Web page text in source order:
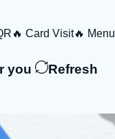
🔥 Card Visit🔥 Menu
you Refresh